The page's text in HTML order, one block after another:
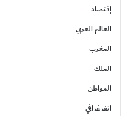
إقتصاد
العالم العربي
المغرب
الملك
المواطن
انفرغرافي